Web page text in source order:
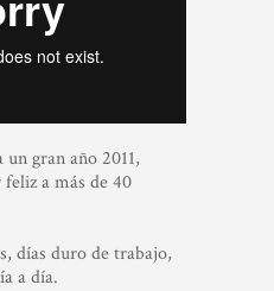
gran año 2011,
a más de 40
días duro de trabajo,
a día.